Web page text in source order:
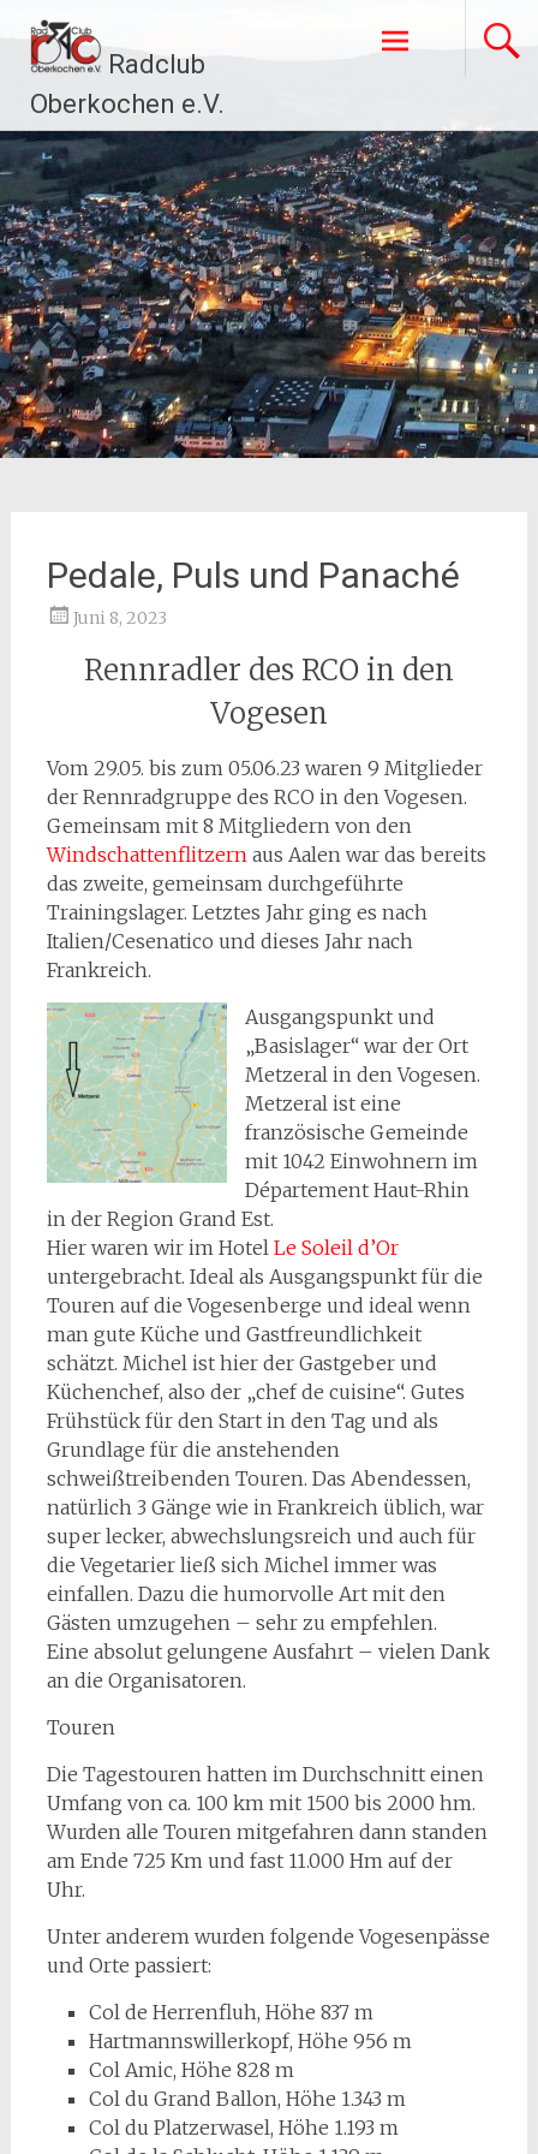
Inhalt
springen
Radclub
Oberkochen e.V.
Pedale, Puls und Panaché
Juni 8, 2023
Rennradler des RCO in den
Vogesen
Vom 29.05. bis zum 05.06.23 waren 9 Mitglieder
der Rennradgruppe des RCO in den Vogesen.
Gemeinsam mit 8 Mitgliedern von den
Windschattenflitzernaus Aalen war das bereits
das zweite, gemeinsam durchgeführte
Trainingslager. Letztes Jahr ging es nach
Italien/Cesenatico und dieses Jahr nach
Frankreich.
Ausgangspunkt und
„Basislager“ war der Ort
Metzeral in den Vogesen.
Metzeral ist eine
französische Gemeinde
mit 1042 Einwohnern im
Département Haut-Rhin
in der Region Grand Est.
Hier waren wir im Hotel Le Soleil d’Or
untergebracht. Ideal als Ausgangspunkt für die
Touren auf die Vogesenberge und ideal wenn
man gute Küche und Gastfreundlichkeit
schätzt. Michel ist hier der Gastgeber und
Küchenchef, also der „chef de cuisine“. Gutes
Frühstück für den Start in den Tag und als
Grundlage für die anstehenden
schweißtreibenden Touren. Das Abendessen,
natürlich 3 Gänge wie in Frankreich üblich, war
super lecker, abwechslungsreich und auch für
die Vegetarier ließ sich Michel immer was
einfallen. Dazu die humorvolle Art mit den
Gästen umzugehen – sehr zu empfehlen.
Eine absolut gelungene Ausfahrt – vielen Dank
an die Organisatoren.
Touren
Die Tagestouren hatten im Durchschnitt einen
Umfang von ca. 100 km mit 1500 bis 2000 hm.
Wurden alle Touren mitgefahren dann standen
am Ende 725 Km und fast 11.000 Hm auf der
Uhr.
Unter anderem wurden folgende Vogesenpässe
und Orte passiert:
Col de Herrenfluh, Höhe 837 m
Hartmannswillerkopf, Höhe 956 m
Col Amic, Höhe 828 m
Col du Grand Ballon, Höhe 1.343 m
Col du Platzerwasel, Höhe 1.193 m